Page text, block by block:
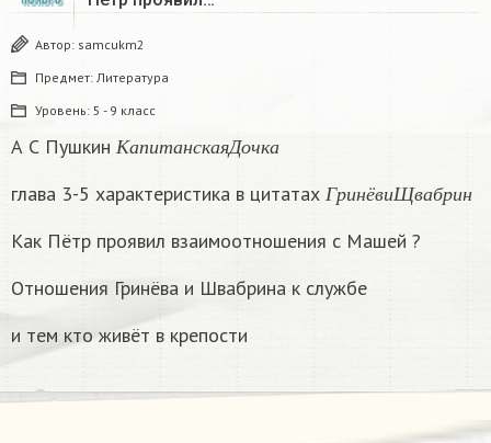
Автор: samcukm2
Предмет: Литература
Уровень: 5 - 9 класс
А С Пушкин Ка п и т а н с каяД о ч ка
глава 3-5 характеристика в цитатах Г р и н ё в и Щ в а б р и н
Как Пётр проявил взаимоотношения с Машей ?
Отношения Гринёва и Швабрина к службе
и тем кто живёт в крепости